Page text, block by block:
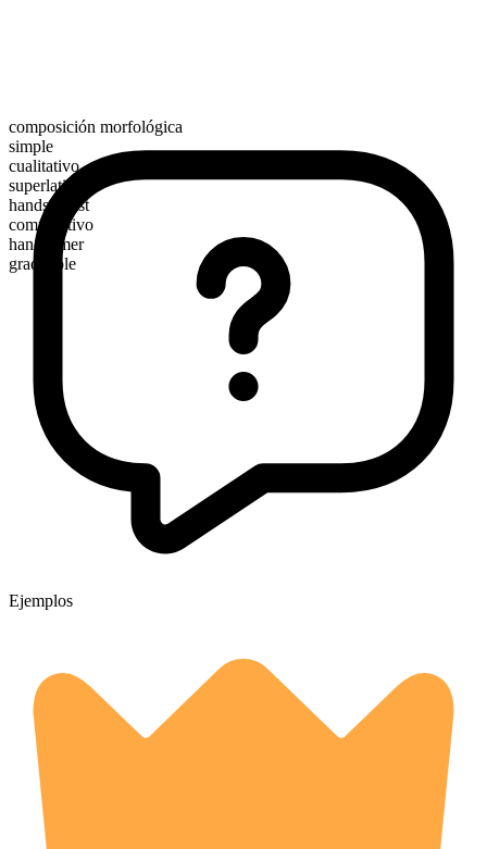
composición morfológica
simple
cualitativo
superlativo
handsomest
comparativo
handsomer
graduable
Ejemplos